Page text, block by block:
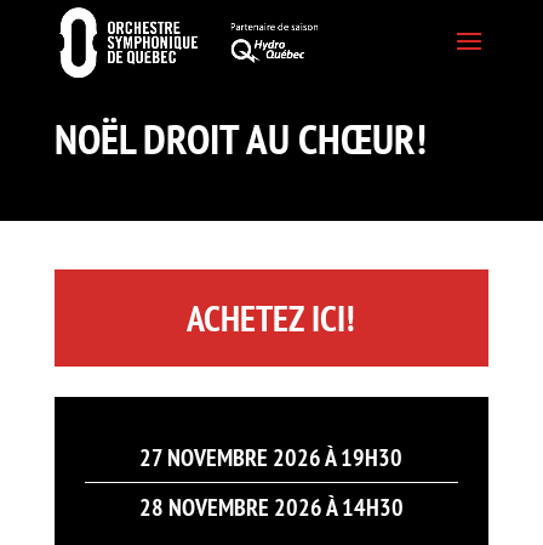
NOËL DROIT AU CHŒUR!
ACHETEZ ICI!
27 NOVEMBRE 2026 À 19H30
28 NOVEMBRE 2026 À 14H30